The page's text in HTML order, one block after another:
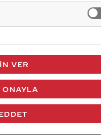
işaretlerini giderdi
VER